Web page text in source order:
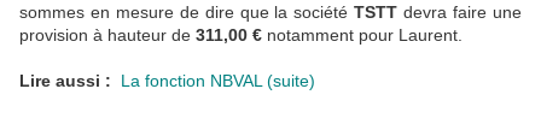
sommes en mesure de dire que la société TSTTdevra faire une
provision à hauteur de 311,00 € notamment pour Laurent.
Lire aussi : La fonction NBVAL (suite)